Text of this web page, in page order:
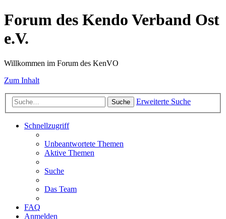
Forum des Kendo Verband Ost
e.V.
Willkommen im Forum des KenVO
Zum Inhalt
Suche Erweiterte Suche
Schnellzugriff
Unbeantwortete Themen
Aktive Themen
Suche
Das Team
FAQ
Anmelden